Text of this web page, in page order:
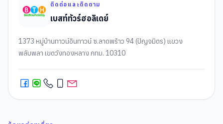
ติดต่อและติดตาม
เบสท์ทัวร์ฮอลิเดย์
1373 หมู่บ้านทาวน์อินทาวน์ ซ.ลาดพร้าว 94 (ปัญจมิตร) แขวง
พลับพลา เขตวังทองหลาง กทม. 10310